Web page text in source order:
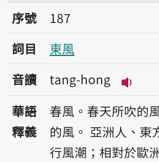
序號187東風
序號
187
詞目
東風
音讀
tang-hong
播放
華語
釋義
春風。春天所吹的
的風。 亞洲人、東
行風潮；相對於歐